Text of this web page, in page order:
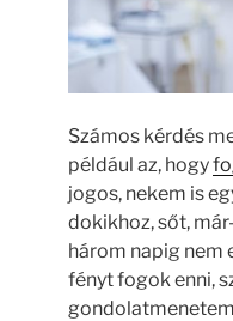
Számos kérdés
például az, hogy
jogos, nekem is
dokikhoz, sőt,
három napig nem
fényt fogok enni,